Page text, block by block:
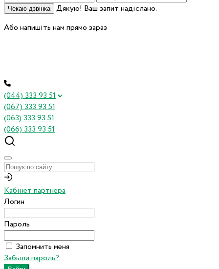
Чекаю дзвінка
Дякую! Ваш запит надіслано.
Або напишіть нам прямо зараз
(044) 333 93 51
(067) 333 93 51
(063) 333 93 51
(066) 333 93 51
Кабінет партнера
Логин
Пароль
Запомнить меня
Забыли пароль?